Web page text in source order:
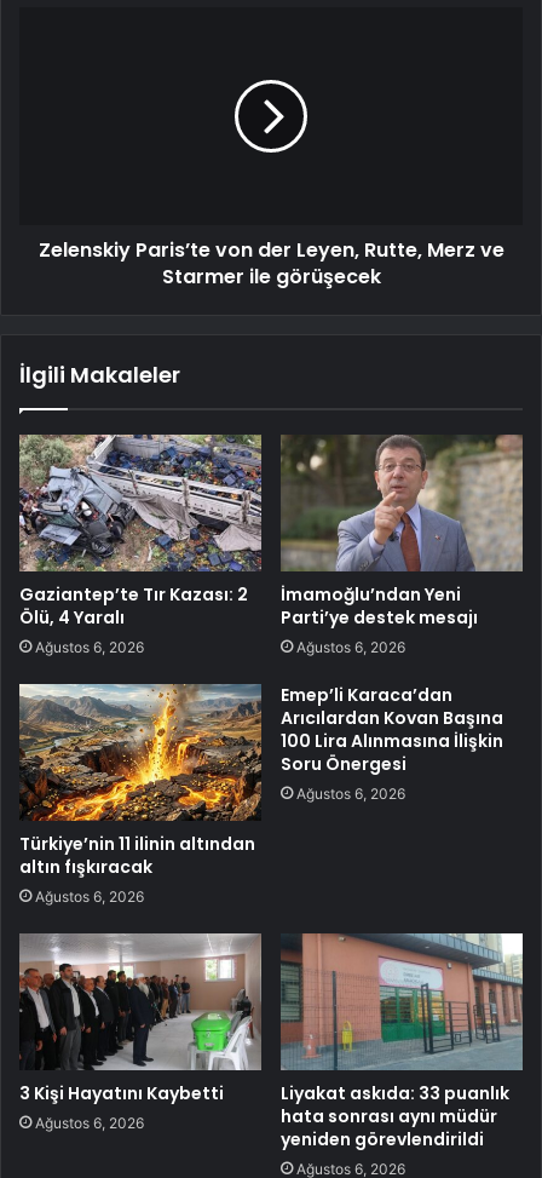
Zelenskiy Paris’te von der Leyen, Rutte, Merz ve
Starmer ile görüşecek
İlgili Makaleler
Gaziantep’te Tır Kazası: 2
Ölü, 4 Yaralı
Ağustos 6, 2026
İmamoğlu’ndan Yeni
Parti’ye destek mesajı
Ağustos 6, 2026
Türkiye’nin 11 ilinin altından
altın fışkıracak
Ağustos 6, 2026
Emep’li Karaca’dan
Arıcılardan Kovan Başına
100 Lira Alınmasına İlişkin
Soru Önergesi
Ağustos 6, 2026
3 Kişi Hayatını Kaybetti
Ağustos 6, 2026
Liyakat askıda: 33 puanlık
hata sonrası aynı müdür
yeniden görevlendirildi
Ağustos 6, 2026